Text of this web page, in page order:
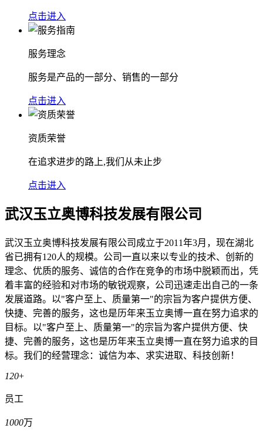
点击进入
服务理念
服务是产品的一部分、销售的一部分
点击进入
资质荣誉
在追求进步的路上,我们从未止步
点击进入
武汉玉立奥博科技发展有限公司
武汉玉立奥博科技发展有限公司成立于2011年3月，现在湖北
省已拥有120人的规模。公司一直以来以专业的技术、创新的
理念、优质的服务、诚信的合作在竞争的市场中脱颖而出，凭
着丰富的经验和对市场的敏锐观察，公司迅速走出自己的一条
发展道路。以"客户至上、质量第一"的宗旨为客户提供方便、
快捷、完善的服务，这也是历年来玉立奥博一直在努力追求的
目标。以"客户至上、质量第一"的宗旨为客户提供方便、快
捷、完善的服务，这也是历年来玉立奥博一直在努力追求的目
标。我们的经营理念：诚信为本、求实进取、科技创新！
120+
员工
1000万